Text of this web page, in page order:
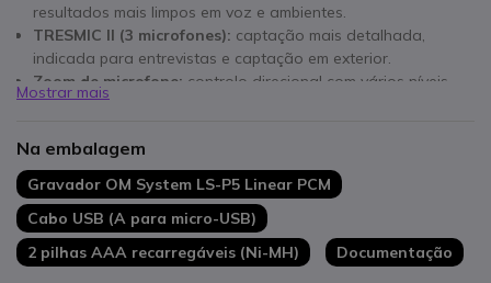
resultados mais limpos em voz e ambientes.
TRESMIC II (3 microfones): captação mais detalhada,
indicada para entrevistas e captação em exterior.
Zoom de microfone: controlo direcional com vários níveis
para focar a fonte sonora.
cenários de gravação móvel.
Memória e expansão:16 GB internos e ranhura microSD
para aumentar a capacidade.
Formatos versáteis:grava em PCM e MP3 (e suporte de
formatos adicionais conforme configuração).
Funções úteis:VCVA (gravação ativada por voz) para
Mostrar mais
Na embalagem
Gravador OM System LS-P5 Linear PCM
Cabo USB (A para micro-USB)
2 pilhas AAA recarregáveis (Ni-MH)
Documentação